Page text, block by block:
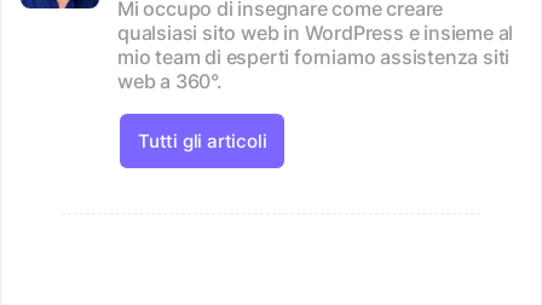
Mi occupo di insegnare come creare
qualsiasi sito web in WordPress e insieme al
mio team di esperti forniamo assistenza siti
web a 360°.
Tutti gli articoli